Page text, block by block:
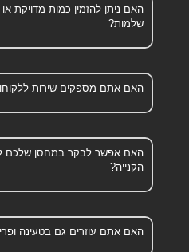
האם ניתן להזמין כמות מדויקת
שלמות?
האם אתם מספקים שירות
האם אפשר לבקר במחסן שלכם
הקנייה?
האם אתם עוזרים גם בטעינה